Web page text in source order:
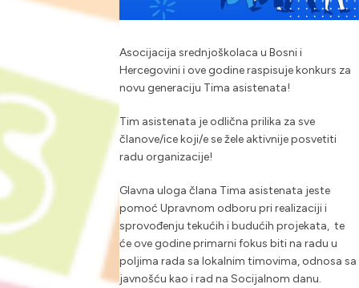
Asocijacija srednjoškolaca u Bosni i
Hercegovini i ove godine raspisuje konkurs za
novu generaciju Tima asistenata!
Tim asistenata je odlična prilika za sve
članove/ice koji/e se žele aktivnije posvetiti
radu organizacije!
Glavna uloga člana Tima asistenata jeste
pomoć Upravnom odboru pri realizaciji i
sprovođenju tekućih i budućih projekata, te
će ove godineprimarni fokus biti na radu u
poljima rada sa lokalnim timovima, odnosa sa
javnošću kao i rad na Socijalnom danu.